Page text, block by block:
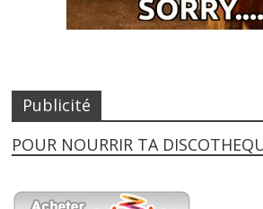
Publicité
POUR NOURRIR TA